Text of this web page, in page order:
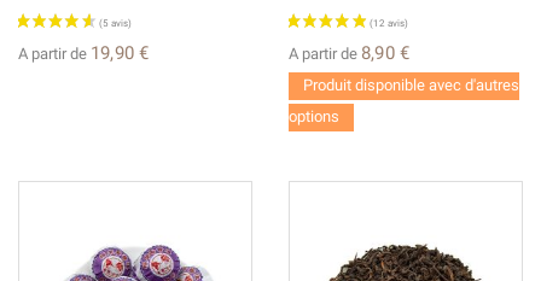
A partir de 19,90 € A partir de 8,90 €
Produit disponible avec d'autres
options